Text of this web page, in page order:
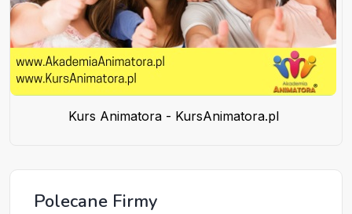
Kurs Animatora - KursAnimatora.pl
Polecane Firmy